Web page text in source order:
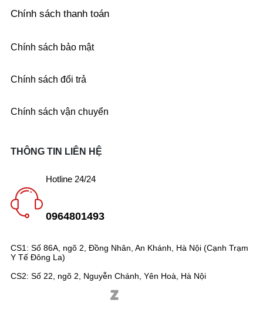
Chính sách thanh toán
Chính sách bảo mật
Chính sách đổi trả
Chính sách vận chuyển
CS1: Số 86A, ngõ 2, Đồng Nhân, An Khánh, Hà Nội (Cạnh Trạm
Y Tế Đông La)
CS2: Số 22, ngõ 2, Nguyễn Chánh, Yên Hoà, Hà Nội
THÔNG TIN LIÊN HỆ
Hotline 24/24
0964801493